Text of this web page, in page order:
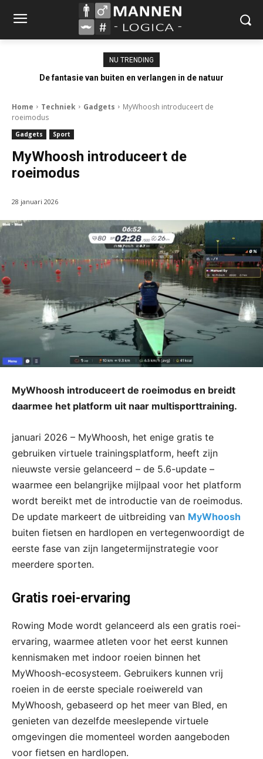
NU TRENDING
De fantasie van buiten en verlangen in de natuur
Home Techniek Gadgets
MyWhoosh introduceert de
roeimodus
Gadgets Sport
MyWhoosh introduceert de
roeimodus
28 januari 2026
MyWhoosh introduceert de roeimodus en breidt
daarmee het platform uit naar multisporttraining.
januari 2026 – MyWhoosh, het enige gratis te
gebruiken virtuele trainingsplatform, heeft zijn
nieuwste versie gelanceerd – de 5.6-update –
waarmee een belangrijke mijlpaal voor het platform
wordt bereikt met de introductie van de roeimodus.
De update markeert de uitbreiding van MyWhoosh
buiten fietsen en hardlopen en vertegenwoordigt de
eerste fase van zijn langetermijnstrategie voor
meerdere sporten.
Gratis roei-ervaring
Rowing Mode wordt gelanceerd als een gratis roei-
ervaring, waarmee atleten voor het eerst kunnen
kennismaken met indoor roeien binnen het
MyWhoosh-ecosysteem. Gebruikers kunnen vrij
roeien in de eerste speciale roeiwereld van
MyWhoosh, gebaseerd op het meer van Bled, en
genieten van dezelfde meeslepende virtuele
omgevingen die momenteel worden aangeboden
voor fietsen en hardlopen.